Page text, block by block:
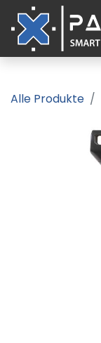
Alle Produkte